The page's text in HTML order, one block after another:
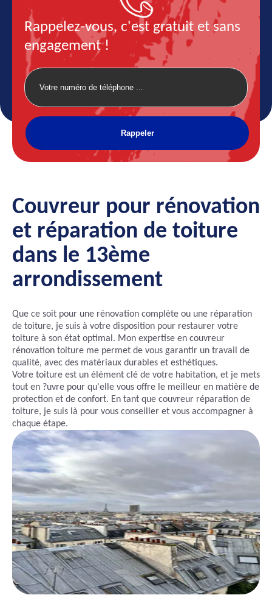
Rappelez-vous, c'est gratuit et sans
engagement !
Couvreur pour rénovation
et réparation de toiture
dans le 13ème
arrondissement
Que ce soit pour une rénovation complète ou une réparation
de toiture, je suis à votre disposition pour restaurer votre
toiture à son état optimal. Mon expertise en couvreur
rénovation toiture me permet de vous garantir un travail de
qualité, avec des matériaux durables et esthétiques.
Votre toiture est un élément clé de votre habitation, et je mets
tout en ?uvre pour qu'elle vous offre le meilleur en matière de
protection et de confort. En tant que couvreur réparation de
toiture, je suis là pour vous conseiller et vous accompagner à
chaque étape.